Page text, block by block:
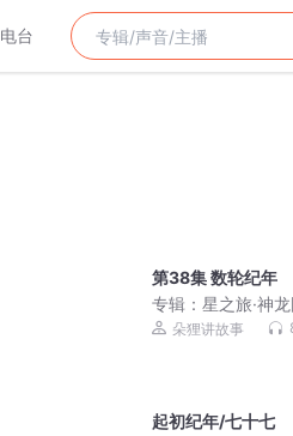
电台
第38集 数轮纪年
专辑：星之旅·神
朵狸讲故事
起初纪年/七十七